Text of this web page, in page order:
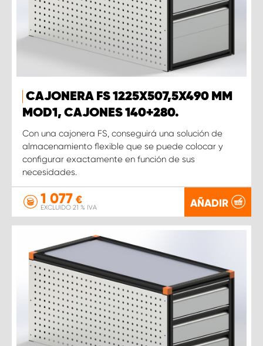
CAJONERA FS 1225X507,5X490 MM
MOD1, CAJONES 140+280.
Con una cajonera FS, conseguirá una solución de
almacenamiento flexible que se puede colocar y
configurar exactamente en función de sus
necesidades.
1 077 €
EXCLUIDO 21 % IVA AÑADIR